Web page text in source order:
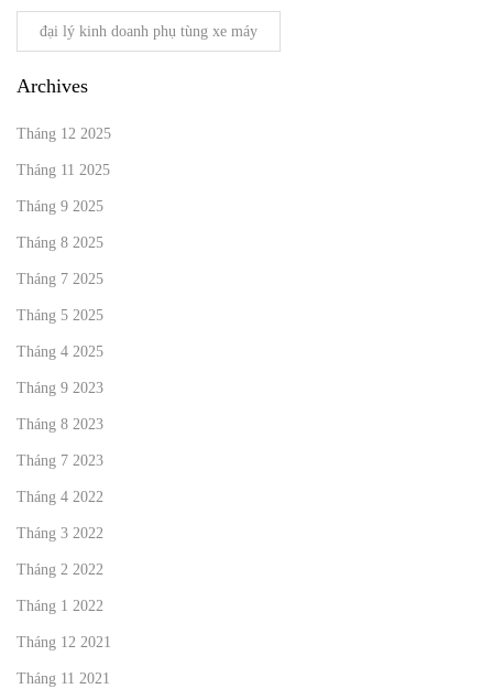
đại lý kinh doanh phụ tùng xe máy
Archives
Tháng 12 2025
Tháng 11 2025
Tháng 9 2025
Tháng 8 2025
Tháng 7 2025
Tháng 5 2025
Tháng 4 2025
Tháng 9 2023
Tháng 8 2023
Tháng 7 2023
Tháng 4 2022
Tháng 3 2022
Tháng 2 2022
Tháng 1 2022
Tháng 12 2021
Tháng 11 2021